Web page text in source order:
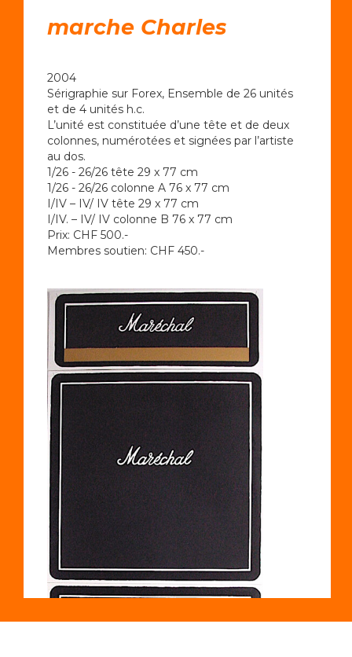
marche Charles
2004
Sérigraphie sur Forex, Ensemble de 26 unités
et de 4 unités h.c.
L’unité est constituée d’une tête et de deux
colonnes, numérotées et signées par l’artiste
au dos.
1/26 - 26/26 tête 29 x 77 cm
1/26 - 26/26 colonne A 76 x 77 cm
I/IV – IV/ IV tête 29 x 77 cm
I/IV. – IV/ IV colonne B 76 x 77 cm
Prix: CHF 500.-
Membres soutien: CHF 450.-